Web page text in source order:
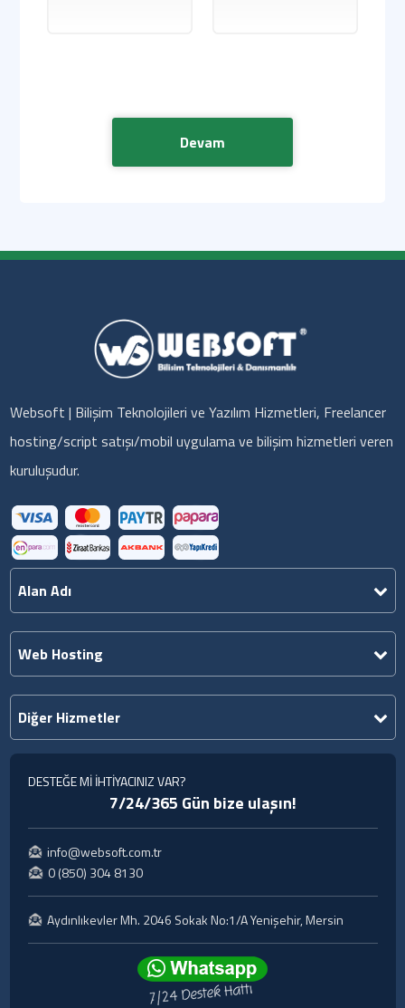
Devam
Websoft | Bilişim Teknolojileri ve Yazılım Hizmetleri, Freelancer
hosting/script satışı/mobil uygulama ve bilişim hizmetleri veren
kuruluşudur.
Alan Adı
Web Hosting
Diğer Hizmetler
DESTEĞE Mİ İHTİYACINIZ VAR?
7/24/365 Gün bize ulaşın!
info@websoft.com.tr
0 (850) 304 8130
Aydınlıkevler Mh. 2046 Sokak No:1/A Yenişehir, Mersin